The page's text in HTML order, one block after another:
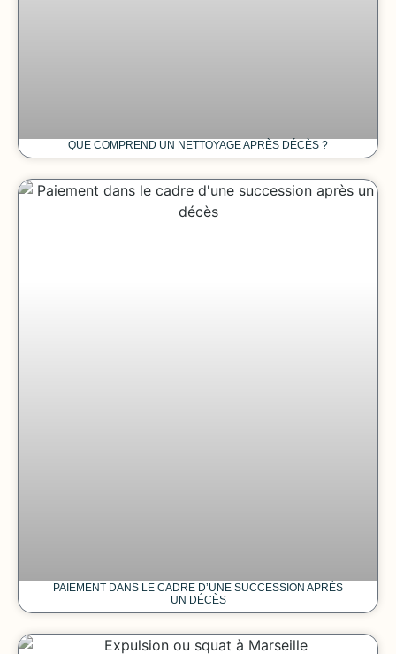
QUE COMPREND UN NETTOYAGE APRÈS DÉCÈS ?
PAIEMENT DANS LE CADRE D’UNE SUCCESSION APRÈS
UN DÉCÈS